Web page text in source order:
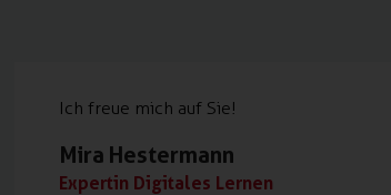
Ich freue mich auf Sie!
Mira Hestermann
Expertin Digitales Lernen